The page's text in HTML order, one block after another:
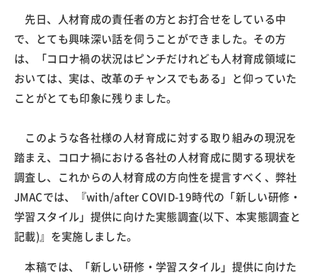
先日、人材育成の責任者の方とお打合せをしている中
で、とても興味深い話を伺うことができました。その方
は、「コロナ禍の状況はピンチだけれども人材育成領域に
おいては、実は、改革のチャンスでもある」と仰っていた
ことがとても印象に残りました。
このような各社様の人材育成に対する取り組みの現況を
踏まえ、コロナ禍における各社の人材育成に関する現状を
調査し、これからの人材育成の方向性を提言すべく、弊社
JMACでは、『with/after COVID-19時代の「新しい研修・
学習スタイル」提供に向けた実態調査(以下、本実態調査と
記載)』を実施しました。
本稿では、「新しい研修・学習スタイル」提供に向けた